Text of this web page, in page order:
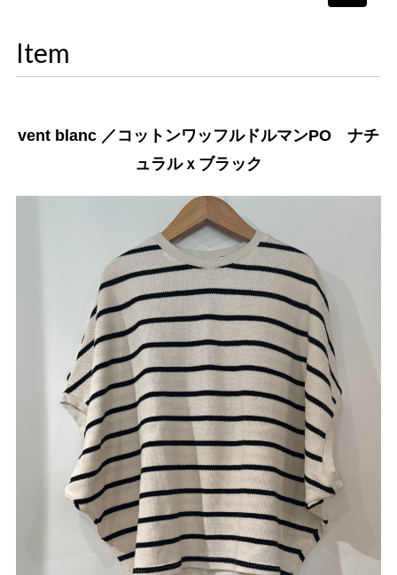
Item
vent blanc ／コットンワッフルドルマンPO ナチ
ュラルｘブラック